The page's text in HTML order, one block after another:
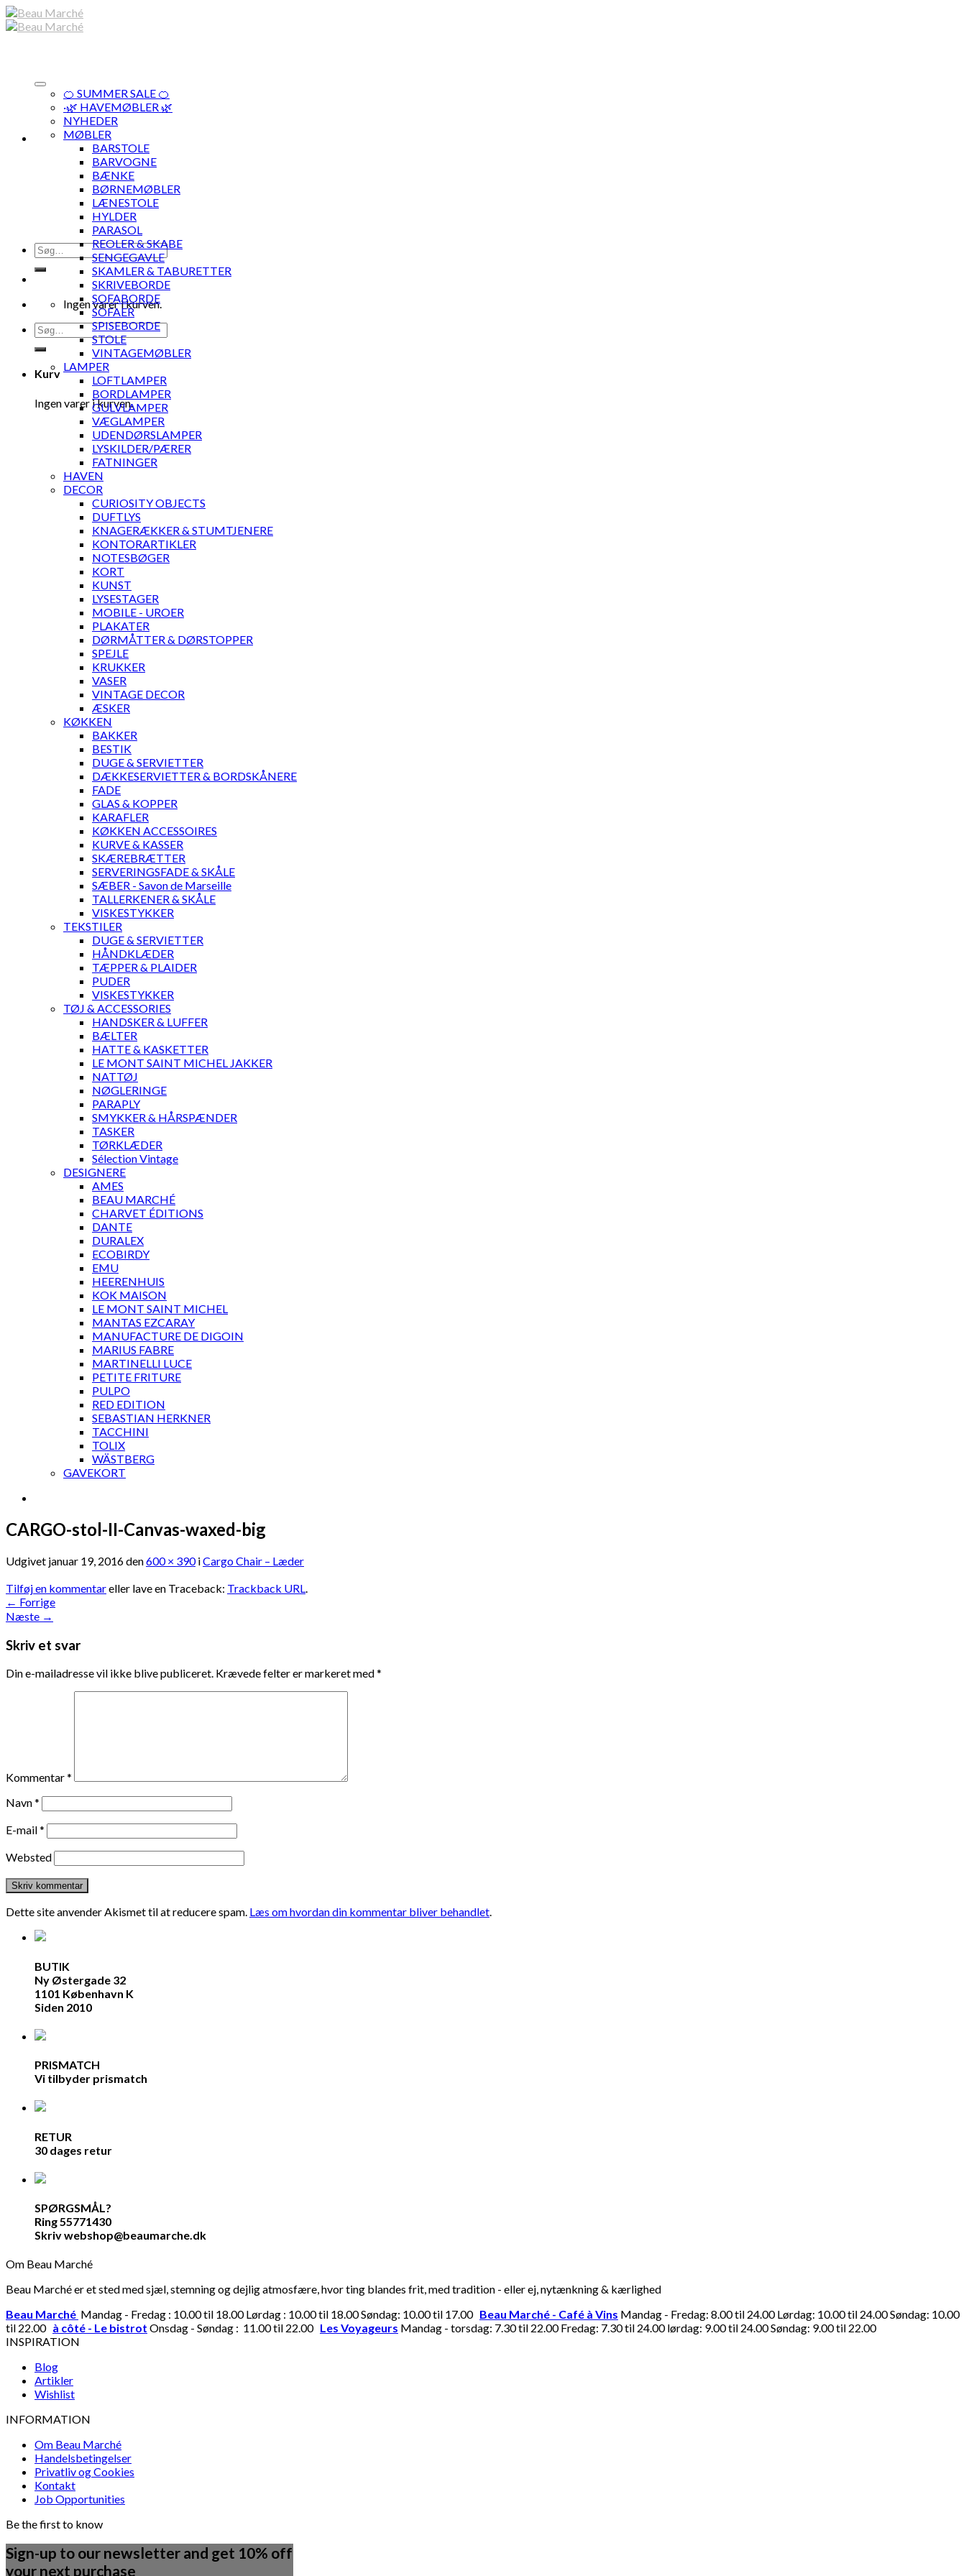
Skip
to
Søg
efter:
Ingen varer i kurven.
Søg
efter:
Kurv
Ingen varer i kurven.
🍊 SUMMER SALE 🍊
·🌿 HAVEMØBLER 🌿
NYHEDER
MØBLER
BARSTOLE
BARVOGNE
BÆNKE
BØRNEMØBLER
LÆNESTOLE
HYLDER
PARASOL
REOLER & SKABE
SENGEGAVLE
SKAMLER & TABURETTER
SKRIVEBORDE
SOFABORDE
SOFAER
SPISEBORDE
STOLE
VINTAGEMØBLER
LAMPER
LOFTLAMPER
BORDLAMPER
GULVLAMPER
VÆGLAMPER
UDENDØRSLAMPER
LYSKILDER/PÆRER
FATNINGER
HAVEN
DECOR
CURIOSITY OBJECTS
DUFTLYS
KNAGERÆKKER & STUMTJENERE
KONTORARTIKLER
NOTESBØGER
KORT
KUNST
LYSESTAGER
MOBILE - UROER
PLAKATER
DØRMÅTTER & DØRSTOPPER
SPEJLE
KRUKKER
VASER
VINTAGE DECOR
ÆSKER
KØKKEN
BAKKER
BESTIK
DUGE & SERVIETTER
DÆKKESERVIETTER & BORDSKÅNERE
FADE
GLAS & KOPPER
KARAFLER
KØKKEN ACCESSOIRES
KURVE & KASSER
SKÆREBRÆTTER
SERVERINGSFADE & SKÅLE
SÆBER - Savon de Marseille
TALLERKENER & SKÅLE
VISKESTYKKER
TEKSTILER
DUGE & SERVIETTER
HÅNDKLÆDER
TÆPPER & PLAIDER
PUDER
VISKESTYKKER
TØJ & ACCESSORIES
HANDSKER & LUFFER
BÆLTER
HATTE & KASKETTER
LE MONT SAINT MICHEL JAKKER
NATTØJ
NØGLERINGE
PARAPLY
SMYKKER & HÅRSPÆNDER
TASKER
TØRKLÆDER
Sélection Vintage
DESIGNERE
AMES
BEAU MARCHÉ
CHARVET ÉDITIONS
DANTE
DURALEX
ECOBIRDY
EMU
HEERENHUIS
KOK MAISON
LE MONT SAINT MICHEL
MANTAS EZCARAY
MANUFACTURE DE DIGOIN
MARIUS FABRE
MARTINELLI LUCE
PETITE FRITURE
PULPO
RED EDITION
SEBASTIAN HERKNER
TACCHINI
TOLIX
WÄSTBERG
GAVEKORT
CARGO-stol-II-Canvas-waxed-big
Udgivet januar 19, 2016den600 × 390iCargo Chair – Læder
Tilføj en kommentareller lave en Traceback: Trackback URL.
← Forrige
Næste →
Skriv et svar
Din e-mailadresse vil ikke blive publiceret. Krævede felter er markeret med*
Kommentar*
Navn*
E-mail*
Websted
Dette site anvender Akismet til at reducere spam. Læs om hvordan din kommentar bliver behandlet.
BUTIK
Ny Østergade 32
1101 København K
Siden 2010
PRISMATCH
Vi tilbyder prismatch
RETUR
30 dages retur
SPØRGSMÅL?
Ring 55771430
Skriv webshop@beaumarche.dk
Om Beau Marché
Beau Marché er et sted med sjæl, stemning og dejlig atmosfære, hvor ting blandes frit, med tradition - eller ej, nytænkning & kærlighed
Beau Marché Mandag - Fredag : 10.00 til 18.00 Lørdag : 10.00 til 18.00 Søndag: 10.00 til 17.00 Beau Marché - Café à Vins Mandag - Fredag: 8.00 til 24.00 Lørdag: 10.00 til 24.00 Søndag: 10.00
til 22.00 à côté - Le bistrot Onsdag - Søndag : 11.00 til 22.00 Les Voyageurs Mandag - torsdag: 7.30 til 22.00 Fredag: 7.30 til 24.00 lørdag: 9.00 til 24.00 Søndag: 9.00 til 22.00
INSPIRATION
Blog
Artikler
Wishlist
INFORMATION
Om Beau Marché
Handelsbetingelser
Privatliv og Cookies
Kontakt
Job Opportunities
Be the first to know
Sign-up to our newsletter and get 10% off
your next purchase